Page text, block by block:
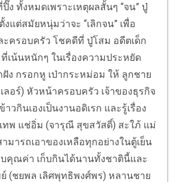
ง ทั้งหมดเพราะเหตุผลสั้นๆ “จน” ปู่
แต่สมัยหนุ่มว่าจะ “เลิกจน” เพื่อ
ครอบครัว โชคดีที่ ปู่โสม อดีตเด็ก
เน้นหนักๆ ในเรื่องความประหยัด
ง กรอกหู เป่ากระหม่อม ให้ ลูกชาย
ลอร์) หัวหน้าครอบครัว เจ้าของธุรกิจ
วกินเองเป็นงานอดิเรก และรู้เรื่อง
ทพ แช่อิ่ม (จารุณี สุขสวัสดิ์) สะใภ้ แม่
มารถเอาของเหลือทุกอย่างในตู้เย็น
คุณค่า เก็บกินได้นานทั้งชาตินี้และ
(ชยพล เลิศพุทธิพงศ์พร) หลานชาย